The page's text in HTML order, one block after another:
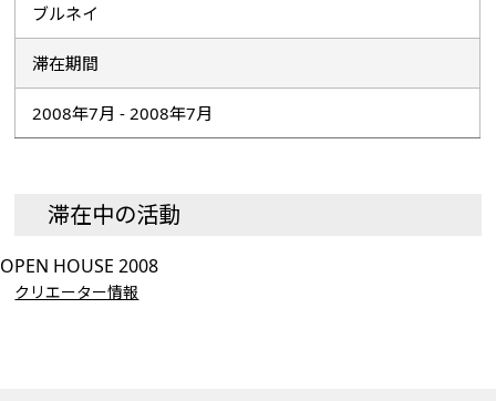
ブルネイ
滞在期間
2008年7月 - 2008年7月
滞在中の活動
OPEN HOUSE 2008
クリエーター情報